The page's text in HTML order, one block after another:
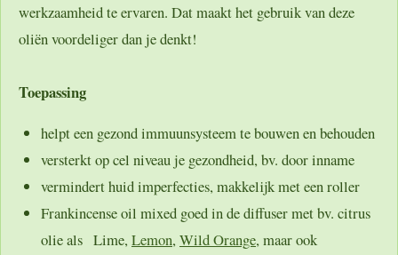
werkzaamheid te ervaren. Dat maakt het gebruik van deze
oliën voordeliger dan je denkt!
Toepassing
helpt een gezond immuunsysteem te bouwen en behouden
versterkt op cel niveau je gezondheid, bv. door inname
vermindert huid imperfecties, makkelijk met een roller
Frankincense oil mixed goed in de diffuser met bv. citrus
olie als Lime, Lemon, Wild Orange, maar ook